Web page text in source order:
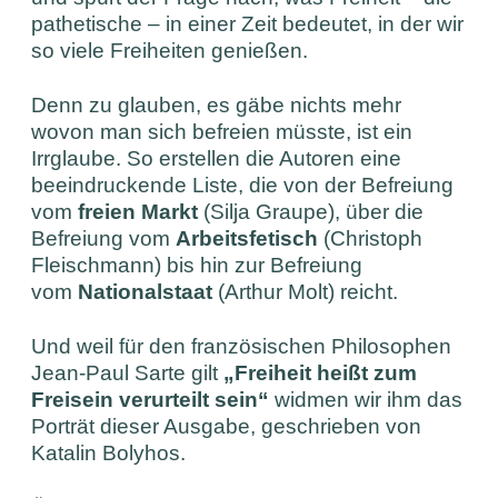
pathetische – in einer Zeit bedeutet, in der wir
so viele Freiheiten genießen.
Denn zu glauben, es gäbe nichts mehr
wovon man sich befreien müsste, ist ein
Irrglaube. So erstellen die Autoren eine
beeindruckende Liste, die von der Befreiung
vomfreien Markt (Silja Graupe), über die
Befreiung vom Arbeitsfetisch (Christoph
Fleischmann) bis hin zur Befreiung
vom Nationalstaat (Arthur Molt) reicht.
Und weil für den französischen Philosophen
Jean-Paul Sarte gilt „Freiheit heißt zum
Freisein verurteilt sein“ widmen wir ihm das
Porträt dieser Ausgabe, geschrieben von
Katalin Bolyhos.